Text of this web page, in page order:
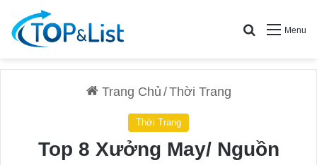
Menu
Search for
Trang Chủ /Thời Trang
Thời Trang
Top 8 Xưởng May/ Nguồn